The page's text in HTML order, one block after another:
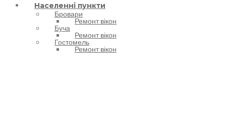
Населенні пункти
Бровари
Ремонт вікон
Буча
Ремонт вікон
Гостомель
Ремонт вікон